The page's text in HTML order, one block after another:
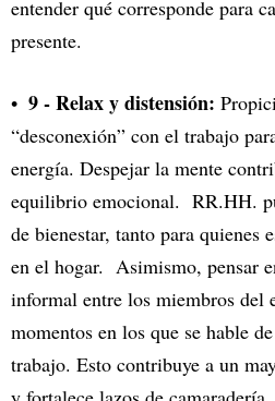
entender qué corresponde para
presente.
9 - Relax y distensión:
“desconexión” con el trabajo
energía. Despejar la mente
equilibrio emocional. RR.HH.
de bienestar, tanto para quienes
en el hogar. Asimismo, pensar
informal entre los miembros del
momentos en los que se hable
trabajo. Esto contribuye a un